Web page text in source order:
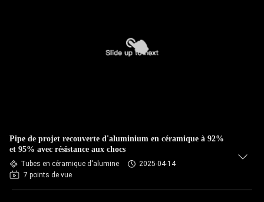
Pipe de projet recouverte d'aluminium en céramique à 92%
et 95% avec résistance aux chocs
Tubes en céramique d'alumine
2025-04-14
7 points de vue